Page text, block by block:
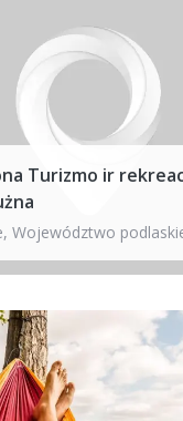
Turizmo ir
, Województwo